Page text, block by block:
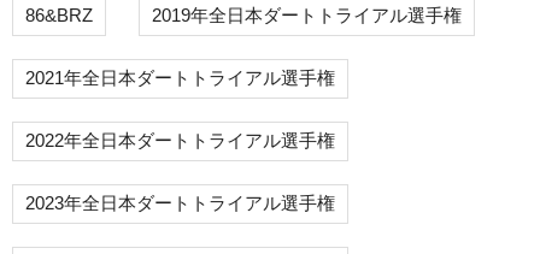
86&BRZ 2019年全日本ダートトライアル選手権
2021年全日本ダートトライアル選手権
2022年全日本ダートトライアル選手権
2023年全日本ダートトライアル選手権